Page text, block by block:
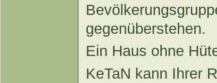
gegenüberstehen.
Ein Haus ohne
KeTaN kann Ihrer